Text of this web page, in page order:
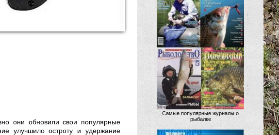
они обновили свои популярные
улучшило остроту и удержание
Самые популярные журналы о
рыбалке